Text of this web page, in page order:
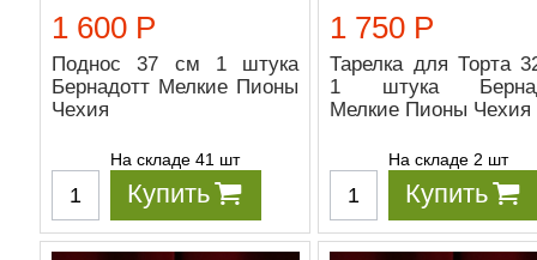
1 600 Р
Поднос 37 см 1 штука
Бернадотт Мелкие Пионы
Чехия
На складе 41 шт
Купить
1 750 Р
Тарелка для Торта
1 штука
Мелкие Пионы Чехия
На складе 2 шт
Купить